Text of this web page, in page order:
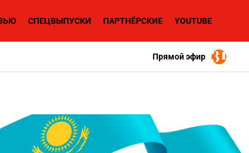
СПЕЦВЫПУСКИ ПАРТНЁРСКИЕ YOUTUBE
Прямой эфир